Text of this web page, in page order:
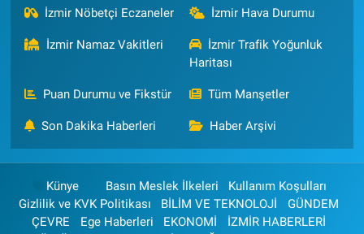
İzmir Nöbetçi Eczaneler İzmir Hava Durumu
İzmir Namaz Vakitleri
İzmir Trafik Yoğunluk
Haritası
Puan Durumu ve Fikstür Tüm Manşetler
Son Dakika Haberleri Haber Arşivi
Künye Basın Meslek İlkeleri
Kullanım Koşulları
Gizlilik ve KVK Politikası
BİLİM VE TEKNOLOJİ
GÜNDEM
ÇEVRE
Ege Haberleri EKONOMİ
İZMİR HABERLERİ